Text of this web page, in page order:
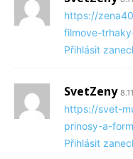
https://
filmove-
Přihlásit
SvetZeny
https://svet-
prinosy-a-
Přihlásit